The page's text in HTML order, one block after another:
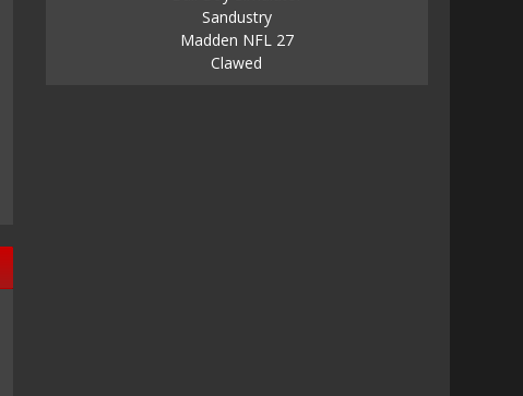
Sandustry
Madden NFL 27
Clawed